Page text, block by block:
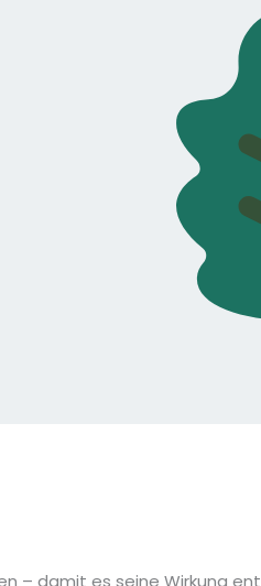
– damit es seine Wirkung